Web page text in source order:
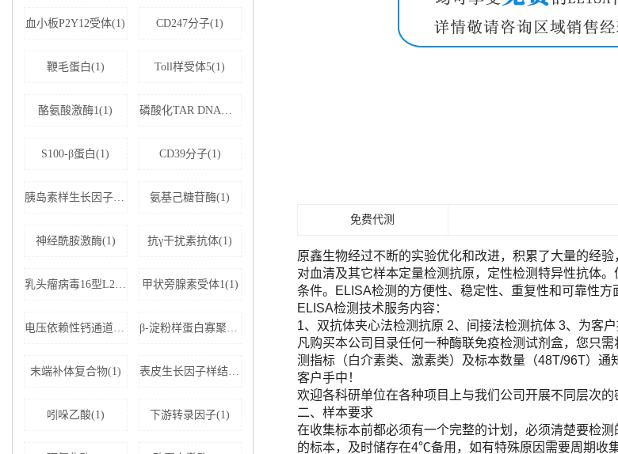
血小板P2Y12受体(1) CD247分子(1)
鞭毛蛋白(1) Toll样受体5(1)
酪氨酸激酶1(1) 磷酸化TAR DNA结合蛋白43(1)
S100-β蛋白(1) CD39分子(1)
胰岛素样生长因子结合蛋白5(1) 氨基己糖苷酶(1)
神经酰胺激酶(1) 抗γ干扰素抗体(1)
乳头瘤病毒16型L2蛋白(1) 甲状旁腺素受体1(1)
电压依赖性钙通道亚基α-2D1(1) β-淀粉样蛋白寡聚体(1)
末端补体复合物(1) 表皮生长因子样结构域蛋白7(1)
吲哚乙酸(1) 下游转录因子(1)
免费代测
原鑫生物经过不断的实验优化和改进，积累了大量的经
对血清及其它样本定量检测抗原，定性检测特异性抗体
条件。ELISA检测的方便性、稳定性、重复性和可靠性方
ELISA检测技术服务内容：
1、双抗体夹心法检测抗原 2、间接法检测抗体 3、为客
凡购买本公司目录任何一种酶联免疫检测试剂盒，您只
测指标（白介素类、激素类）及标本数量（48T/96T）
客户手中！
欢迎各科研单位在各种项目上与我们公司开展不同层次
二、样本要求
在收集标本前都必须有一个完整的计划，必须清楚要检
的标本，及时储存在4℃备用，如有特殊原因需要周期